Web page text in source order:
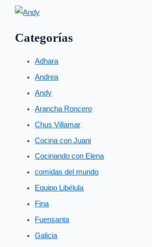
Categorías
Adhara
Andrea
Andy
Arancha Roncero
Chus Villamar
Cocina con Juani
Cocinando con Elena
comidas del mundo
Equipo Libélula
Fina
Fuensanta
Galicia